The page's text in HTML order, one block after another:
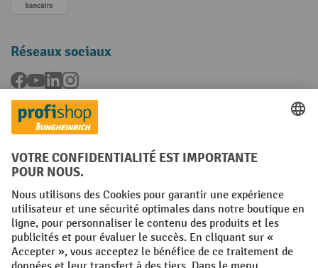
Paiement anticipé
Réseaux sociaux
Facebook
YouTubeLinkedInInstagram
Langues
FR NL
Conditions générales Mentions légales
Protection des Données Politique de cookies